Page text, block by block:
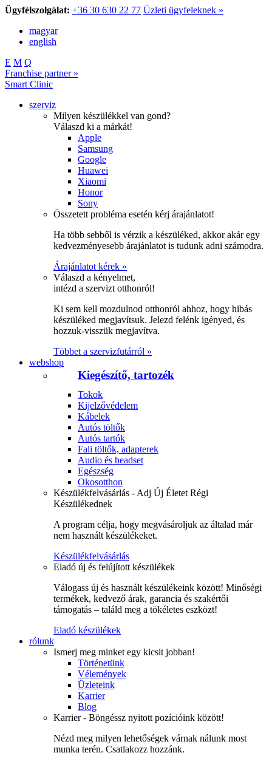
Ügyfélszolgálat: +36 30 630 22 77 Üzleti ügyfeleknek »
magyar
english
E M Q
Franchise partner »
Smart Clinic
szerviz
Milyen készülékkel van gond?
Válaszd ki a márkát!
Apple
Samsung
Google
Huawei
Xiaomi
Honor
Sony
Összetett probléma esetén kérj árajánlatot!
Ha több sebből is vérzik a készüléked, akkor akár egy
kedvezményesebb árajánlatot is tudunk adni számodra.
Árajánlatot kérek »
Válaszd a kényelmet,
intézd a szervizt otthonról!
Ki sem kell mozdulnod otthonról ahhoz, hogy hibás
készüléked megjavítsuk. Jelezd felénk igényed, és
hozzuk-visszük megjavítva.
Többet a szervizfutárról »
webshop
Kiegészítő, tartozék
Tokok
Kijelzővédelem
Kábelek
Autós töltők
Autós tartók
Fali töltők, adapterek
Audio és headset
Egészség
Okosotthon
Készülékfelvásárlás - Adj Új Életet Régi
Készülékednek
A program célja, hogy megvásároljuk az általad már
nem használt készülékeket.
Készülékfelvásárlás
Eladó új és felújított készülékek
Válogass új és használt készülékeink között! Minőségi
termékek, kedvező árak, garancia és szakértői
támogatás – találd meg a tökéletes eszközt!
Eladó készülékek
rólunk
Ismerj meg minket egy kicsit jobban!
Történetünk
Vélemények
Üzleteink
Karrier
Blog
Karrier - Böngéssz nyitott pozícióink között!
Nézd meg milyen lehetőségek várnak nálunk most
munka terén. Csatlakozz hozzánk.